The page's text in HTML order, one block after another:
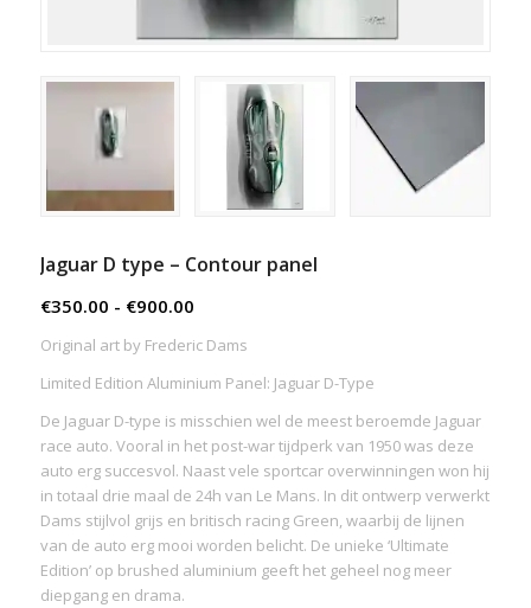
Jaguar D type – Contour panel
€350.00 - €900.00Prijsklasse:
€900.00
Original art by Frederic Dams
Limited Edition Aluminium Panel: Jaguar D-Type
De Jaguar D-type is misschien wel de meest beroemde Jaguar
race auto. Vooral in het post-war tijdperk van 1950 was deze
auto erg succesvol. Naast vele sportcar overwinningen won hij
in totaal drie maal de 24h van Le Mans. In dit ontwerp verwerkt
Dams stijlvol grijs en britisch racing Green, waarbij de lijnen
van de auto erg mooi worden belicht. De unieke ‘Ultimate
Edition’ op brushed aluminium geeft het geheel nog meer
diepgang en drama.